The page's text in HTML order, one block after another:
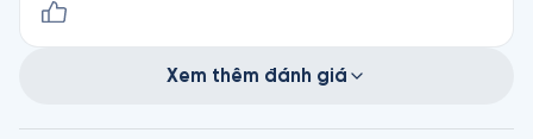
Xem thêm đánh giá